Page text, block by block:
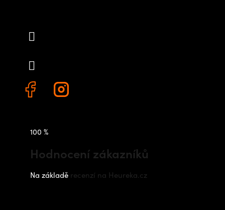
100 %
Hodnocení zákazníků
Na základě recenzí na Heureka.cz